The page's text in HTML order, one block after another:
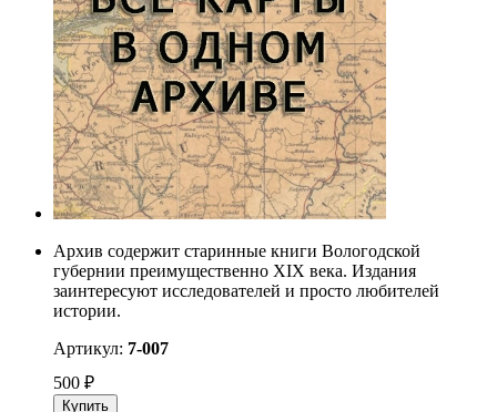
Архив содержит старинные книги Вологодской
губернии преимущественно XIX века. Издания
заинтересуют исследователей и просто любителей
истории.
Артикул: 7-007
500 ₽
Купить